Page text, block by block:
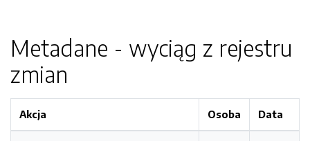
Metadane - wyciąg z rejestru
zmian
Akcja Osoba Data